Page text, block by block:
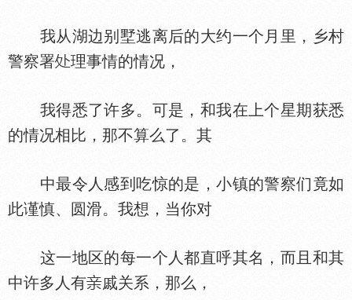
我从湖边别墅逃离后的大约一个月里，乡村
警察署
理事情的情况，
我得悉了许多。可是，和我在上个星期获悉
的情况相比，那不算么了。其
中最令人感到吃惊的是，小镇的警察们竟如
此谨慎、圆滑。我想，当你对
这一地区的每一个人都直呼其名，而且和其
中许多人有
戚关系，那么，